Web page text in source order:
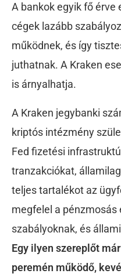
A bankok egyik fő érve
cégek lazább
működnek, és így
juthatnak. A Kraken
is árnyalhatja.
A Kraken jegybanki
kriptós intézmény
Fed fizetési
tranzakciókat,
teljes tartalékot az
megfelel a pénzmosás
szabályoknak, és
Egy ilyen szereplőt
peremén működő,